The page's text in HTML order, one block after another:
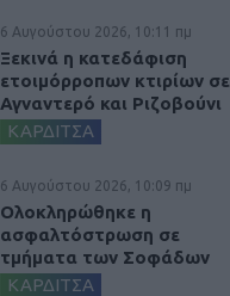
6 Αυγούστου 2026, 10:11 πμ
Ξεκινά η κατεδάφιση
ετοιμόρροπων κτιρίων σε
Αγναντερό και Ριζοβούνι
ΚΑΡΔΙΤΣΑ
6 Αυγούστου 2026, 10:09 πμ
Ολοκληρώθηκε η
ασφαλτόστρωση σε
τμήματα των Σοφάδων
ΚΑΡΔΙΤΣΑ